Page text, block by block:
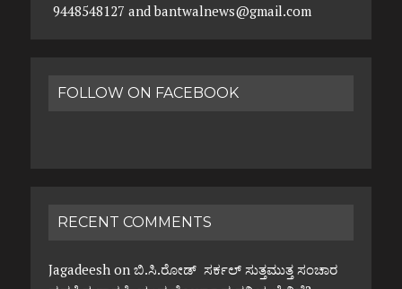
9448548127 and bantwalnews@gmail.com
FOLLOW ON FACEBOOK
RECENT COMMENTS
Jagadeeshon ಬಿ.ಸಿ.ರೋಡ್ ಸರ್ಕಲ್ ಸುತ್ತಮುತ್ತ ಸಂಚಾರ